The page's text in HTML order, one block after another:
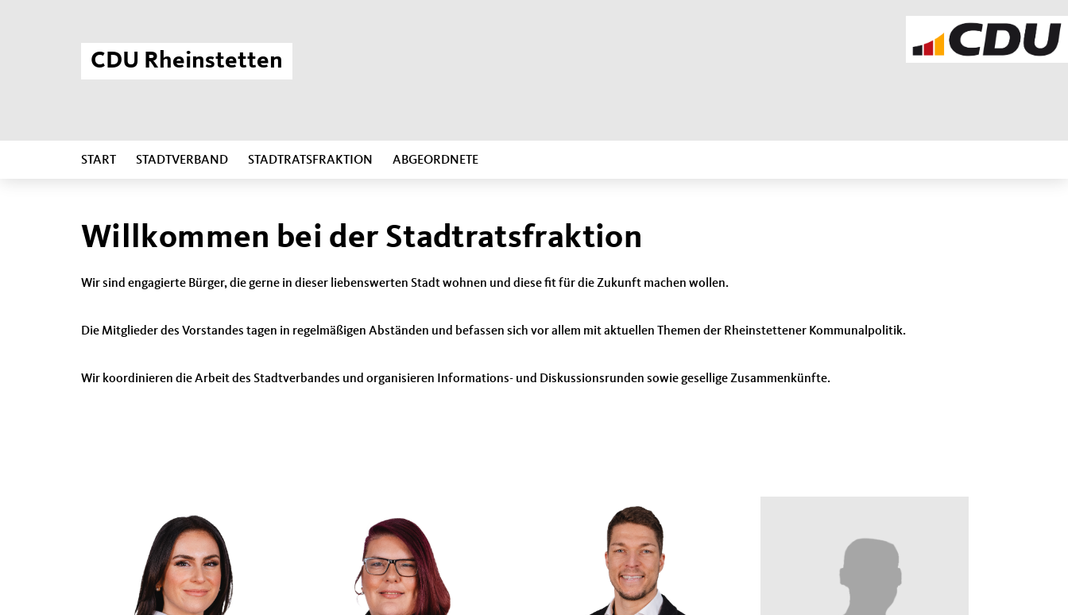
CDU Rheinstetten
START STADTVERBAND STADTRATSFRAKTION ABGEORDNETE
Willkommen bei der Stadtratsfraktion
Wir sind engagierte Bürger, die gerne in dieser liebenswerten Stadt wohnen und diese fit für die Zukunft machen wollen.
Die Mitglieder des Vorstandes tagen in regelmäßigen Abständen und befassen sich vor allem mit aktuellen Themen der Rheinstettener Kommunalpolitik.
Wir koordinieren die Arbeit des Stadtverbandes und organisieren Informations- und Diskussionsrunden sowie gesellige Zusammenkünfte.